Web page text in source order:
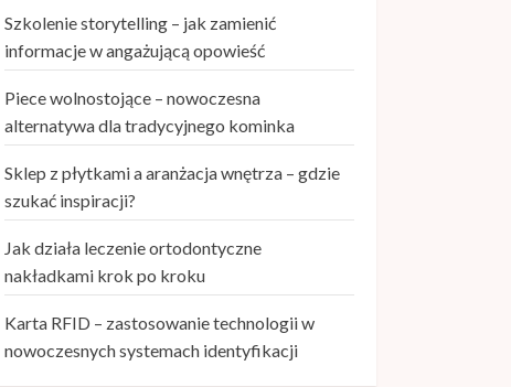
Szkolenie storytelling – jak zamienić
informacje w angażującą opowieść
Piece wolnostojące – nowoczesna
alternatywa dla tradycyjnego kominka
Sklep z płytkami a aranżacja wnętrza – gdzie
szukać inspiracji?
Jak działa leczenie ortodontyczne
nakładkami krok po kroku
Karta RFID – zastosowanie technologii w
nowoczesnych systemach identyfikacji
4
ortodontyczne
nakładkami krok po
kroku
5
zastosowanie
nowoczesnych
systemach identyfikacji
29 KWIETNIA, 2026
Szkolenie storytelling –